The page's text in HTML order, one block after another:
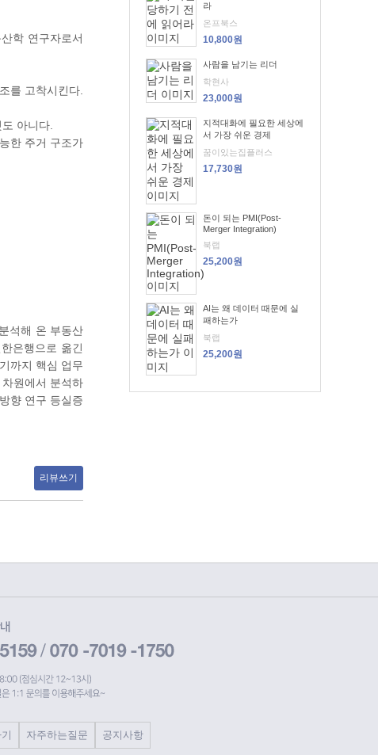
학 연구자로서
를 고착시킨다.
아니다.
한 주거 구조가
석해 온 부동산
은행으로 옮긴
까지 핵심 업무
원에서 분석하
향 연구 등실증
리뷰쓰기
라
온프북스
10,800원
사람을 남기는 리더
학현사
23,000원
지적대화에 필요한 세상에
서 가장 쉬운 경제
꿈이있는집플러스
17,730원
돈이 되는 PMI(Post-
Merger Integration)
북랩
25,200원
AI는 왜 데이터 때문에 실
패하는가
북랩
25,200원
자주하는질문 공지사항